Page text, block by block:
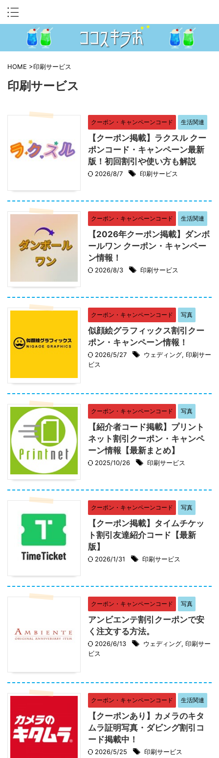
HOME >印刷サービス
印刷サービス
クーポン・キャンペーンコード 生活関連
【クーポン掲載】ラクスル クー
ポンコード・キャンペーン最新
版！初回割引や使い方も解説
2026/8/7 印刷サービス
クーポン・キャンペーンコード 生活関連
【2026年クーポン掲載】ダンボ
ールワン クーポン・キャンペー
ン情報！
2026/8/3 印刷サービス
クーポン・キャンペーンコード 写真
似顔絵グラフィックス割引クー
ポン・キャンペーン情報！
2026/5/27 ウェディング, 印刷サー
ビス
クーポン・キャンペーンコード 写真
【紹介者コード掲載】プリント
ネット割引クーポン・キャンペ
ーン情報【最新まとめ】
2025/10/26 印刷サービス
クーポン・キャンペーンコード 写真
【クーポン掲載】タイムチケッ
ト割引友達紹介コード【最新
版】
2026/1/31 印刷サービス
クーポン・キャンペーンコード 写真
アンビエンテ割引クーポンで安
く注文する方法。
2026/6/13 ウェディング, 印刷サー
ビス
クーポン・キャンペーンコード 生活関連
【クーポンあり】カメラのキタ
ムラ証明写真・ダビング割引コ
ード掲載中！
2026/5/25 印刷サービス